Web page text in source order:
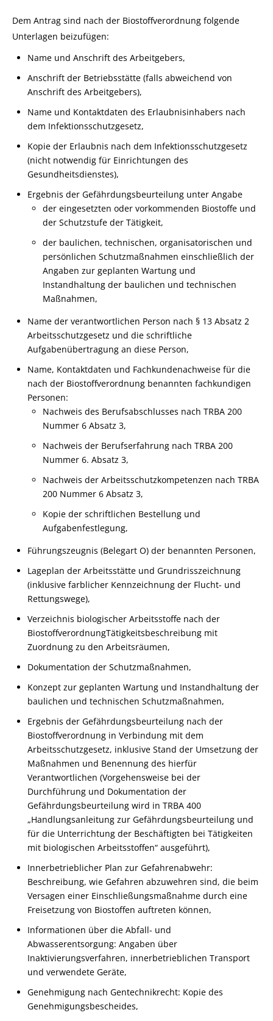
Dem Antrag sind nach der Biostoffverordnung folgende
Unterlagen beizufügen:
Name und Anschrift des Arbeitgebers,
Anschrift der Betriebsstätte (falls abweichend von
Anschrift des Arbeitgebers),
Name und Kontaktdaten des Erlaubnisinhabers nach
dem Infektionsschutzgesetz,
Kopie der Erlaubnis nach dem Infektionsschutzgesetz
(nicht notwendig für Einrichtungen des
Gesundheitsdienstes),
Ergebnis der Gefährdungsbeurteilung unter Angabe
der eingesetzten oder vorkommenden Biostoffe und
der Schutzstufe der Tätigkeit,
der baulichen, technischen, organisatorischen und
persönlichen Schutzmaßnahmen einschließlich der
Angaben zur geplanten Wartung und
Instandhaltung der baulichen und technischen
Maßnahmen,
Name der verantwortlichen Person nach § 13 Absatz 2
Arbeitsschutzgesetz und die schriftliche
Aufgabenübertragung an diese Person,
Name, Kontaktdaten und Fachkundenachweise für die
nach der Biostoffverordnung benannten fachkundigen
Personen:
Nachweis des Berufsabschlusses nach TRBA 200
Nummer 6 Absatz 3,
Nachweis der Berufserfahrung nach TRBA 200
Nummer 6. Absatz 3,
Nachweis der Arbeitsschutzkompetenzen nach TRBA
200 Nummer 6 Absatz 3,
Kopie der schriftlichen Bestellung und
Aufgabenfestlegung,
Führungszeugnis (Belegart O) der benannten Personen,
Lageplan der Arbeitsstätte und Grundrisszeichnung
(inklusive farblicher Kennzeichnung der Flucht- und
Rettungswege),
Verzeichnis biologischer Arbeitsstoffe nach der
BiostoffverordnungTätigkeitsbeschreibung mit
Zuordnung zu den Arbeitsräumen,
Dokumentation der Schutzmaßnahmen,
Konzept zur geplanten Wartung und Instandhaltung der
baulichen und technischen Schutzmaßnahmen,
Ergebnis der Gefährdungsbeurteilung nach der
Biostoffverordnung in Verbindung mit dem
Arbeitsschutzgesetz, inklusive Stand der Umsetzung der
Maßnahmen und Benennung des hierfür
Verantwortlichen (Vorgehensweise bei der
Durchführung und Dokumentation der
Gefährdungsbeurteilung wird in TRBA 400
„Handlungsanleitung zur Gefährdungsbeurteilung und
für die Unterrichtung der Beschäftigten bei Tätigkeiten
mit biologischen Arbeitsstoffen“ ausgeführt),
Innerbetrieblicher Plan zur Gefahrenabwehr:
Beschreibung, wie Gefahren abzuwehren sind, die beim
Versagen einer Einschließungsmaßnahme durch eine
Freisetzung von Biostoffen auftreten können,
Informationen über die Abfall- und
Abwasserentsorgung: Angaben über
Inaktivierungsverfahren, innerbetrieblichen Transport
und verwendete Geräte,
Genehmigung nach Gentechnikrecht: Kopie des
Genehmigungsbescheides,